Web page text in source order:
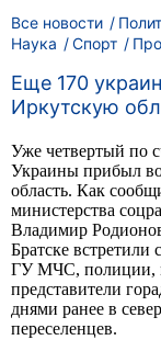
Все новости
Наука
Спорт
Еще 170
Иркутскую
Уже четвертый по
Украины прибыл
область. Как
министерства
Владимир
Братске встретили
ГУ МЧС, полиции,
представители
днями ранее в
переселенцев.